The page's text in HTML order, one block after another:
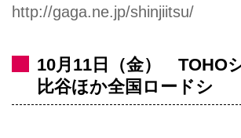
http://gaga.ne.jp/shinjiitsu/
10月11日（金） TOHO
比谷ほか全国ロードシ